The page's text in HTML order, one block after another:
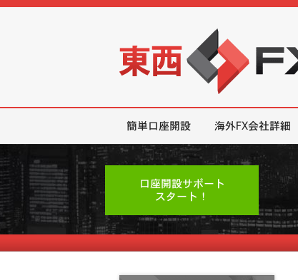
簡単口座開設 海外FX会社詳細
口座開設サポート
スタート！